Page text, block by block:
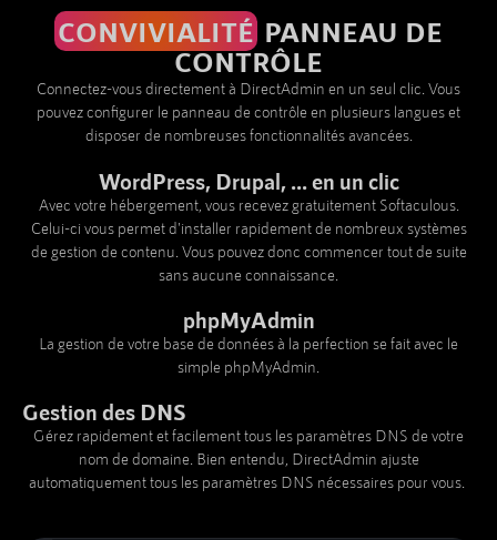
CONVIVIALITÉ PANNEAU DE
CONTRÔLE
Connectez-vous directement à DirectAdmin en un seul clic. Vous
pouvez configurer le panneau de contrôle en plusieurs langues et
disposer de nombreuses fonctionnalités avancées.
WordPress, Drupal, ... en un clic
Avec votre hébergement, vous recevez gratuitement Softaculous.
Celui-ci vous permet d'installer rapidement de nombreux systèmes
de gestion de contenu. Vous pouvez donc commencer tout de suite
sans aucune connaissance.
phpMyAdmin
La gestion de votre base de données à la perfection se fait avec le
simple phpMyAdmin.
Gestion des DNS
Gérez rapidement et facilement tous les paramètres DNS de votre
nom de domaine. Bien entendu, DirectAdmin ajuste
automatiquement tous les paramètres DNS nécessaires pour vous.